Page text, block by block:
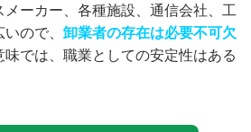
ーカー、各種施設、通信会社、工
ので、 卸業者の存在は必要不可欠
では、職業としての安定性はある